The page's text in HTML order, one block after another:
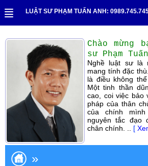
LUẬT SƯ PHẠM TUẤN ANH:
Chào mừng
sư Phạm
Nghề luật sư là
mang tính đặc
là điều không
Một tinh thần
cao, coi việc bảo
pháp của thân
của chính
nguyên tắc đạo
chân chính. .. [
»